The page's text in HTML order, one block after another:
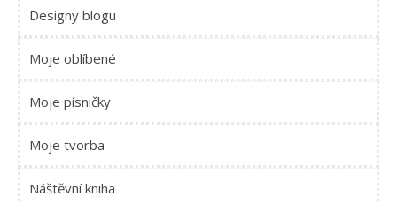
Designy blogu
Moje oblíbené
Moje písničky
Moje tvorba
Náštěvní kniha